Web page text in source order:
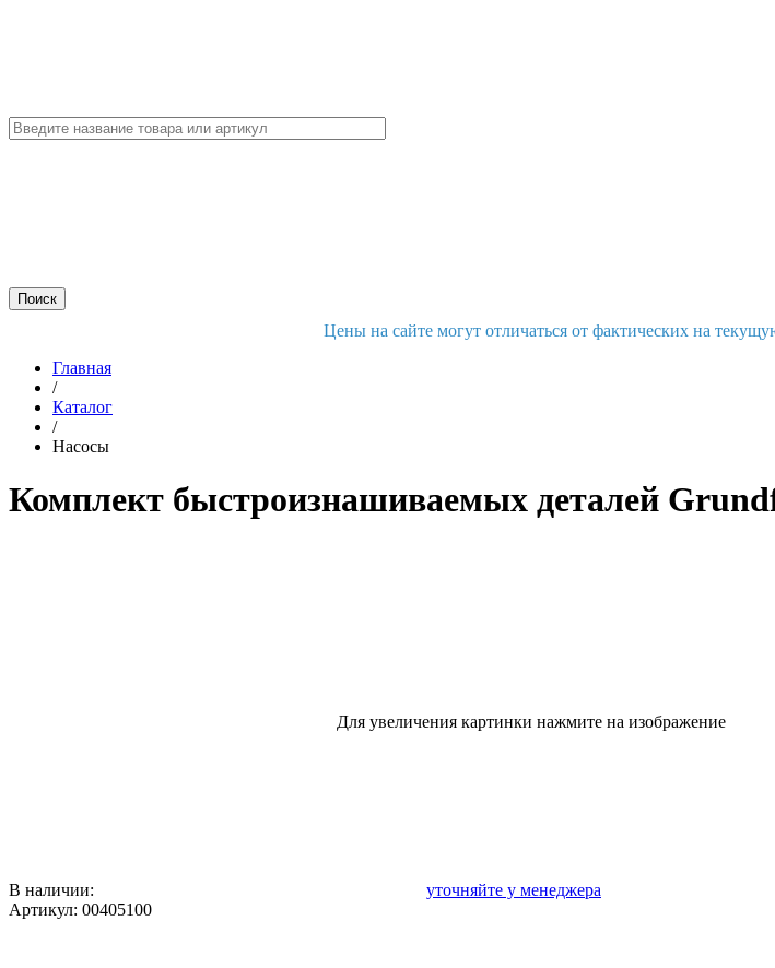
Цены на сайте могут отличаться от фактических на
Главная
/
Каталог
/
Насосы
Комплект быстроизнашиваемых деталей
Для увеличения картинки нажмите на изображение
В наличии:
уточняйте у менеджера
Артикул: 00405100